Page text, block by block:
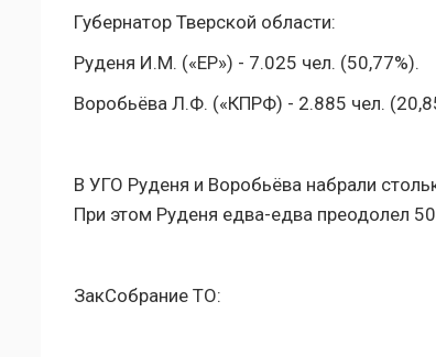
Губернатор Тверской области:
Руденя И.М. («ЕР») - 7.025 чел. (50,77%).
Воробьёва Л.Ф. («КПРФ) - 2.885 чел.
В УГО Руденя и Воробьёва набрали
При этом Руденя едва-едва преодолел
ЗакСобрание ТО: